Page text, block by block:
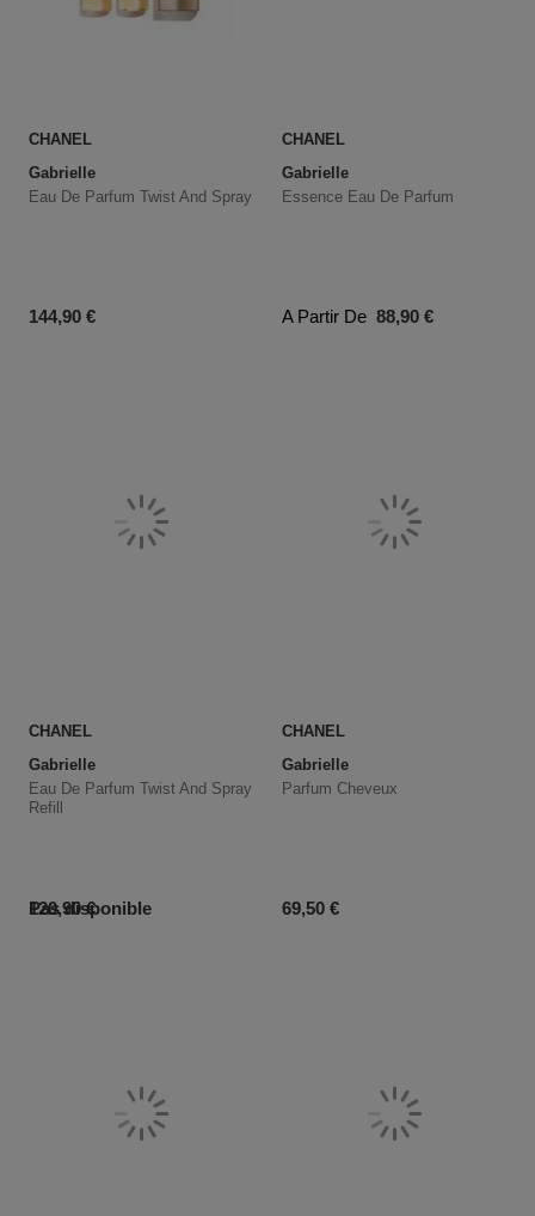
CHANEL
Gabrielle
Eau De Parfum Twist And Spray
Prix du produit
144,90 €
CHANEL
Gabrielle
Essence Eau De Parfum
A Partir De Prix du produit
88,90 €
Pas disponible
CHANEL
Gabrielle
Eau De Parfum Twist And Spray
Refill
Prix du produit
120,90 €
CHANEL
Gabrielle
Parfum Cheveux
Prix du produit
69,50 €